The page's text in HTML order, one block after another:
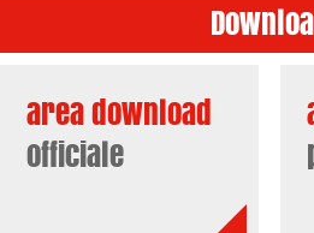
area download
officiale